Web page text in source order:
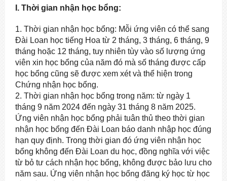
I. Thời gian nhận học bổng:
1. Thời gian nhận học bổng: Mỗi ứng viên có thể sang
Đài Loan học tiếng Hoa từ 2 tháng, 3 tháng, 6 tháng, 9
tháng hoặc 12 tháng, tuy nhiên tùy vào số lượng ứng
viên xin học bổng của năm đó mà số tháng được cấp
học bổng cũng sẽ được xem xét và thể hiện trong
Chứng nhận học bổng.
2. Thời gian nhận học bổng trong năm: từ ngày 1
tháng 9 năm 2024 đến ngày 31 tháng 8 năm 2025.
Ứng viên nhận học bổng phải tuân thủ theo thời gian
nhận học bổng đến Đài Loan báo danh nhập học đúng
hạn quy định. Trong thời gian đó ứng viên nhận học
bổng không đến Đài Loan du học, đồng nghĩa với việc
từ bỏ tư cách nhận học bổng, không được bảo lưu cho
năm sau. Ứng viên nhận học bổng đăng ký học từ học